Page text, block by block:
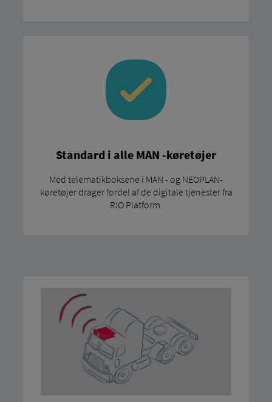
Standard i alle MAN -køretøjer
Med telematikboksene i MAN - og NEOPLAN-
køretøjer drager fordel af de digitale tjenester fra
RIO Platform.